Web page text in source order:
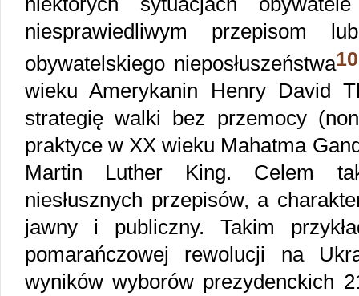
niesprawiedliwym przepisom
obywatelskiego nieposłuszeństwa10
wieku Amerykanin Henry David
strategię walki bez przemocy
praktyce w XX wieku Mahatma
Martin Luther King. Celem
niesłusznych przepisów, a
jawny i publiczny. Takim
pomarańczowej rewolucji na
wyników wyborów prezydenckich